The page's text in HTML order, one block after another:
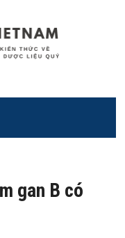
gan B có